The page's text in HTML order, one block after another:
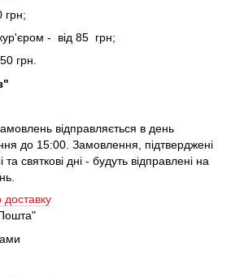
грн;
- від 85 грн;
грн.
відправляється в день
до 15:00. Замовлення, підтверджені
та святкові дні - будуть відправлені на
доставку